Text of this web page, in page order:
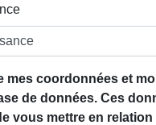
mes coordonnées et
de données. Ces
vous mettre en